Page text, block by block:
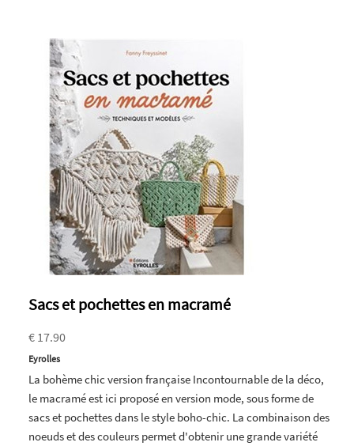
Sacs et pochettes en macramé
€ 17.90
Eyrolles
La bohème chic version française Incontournable de la déco,
le macramé est ici proposé en version mode, sous forme de
sacs et pochettes dans le style boho-chic. La combinaison des
noeuds et des couleurs permet d'obtenir une grande variété